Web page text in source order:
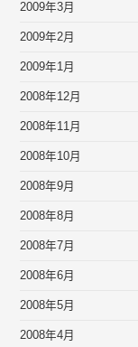
2009年3月
2009年2月
2009年1月
2008年12月
2008年11月
2008年10月
2008年9月
2008年8月
2008年7月
2008年6月
2008年5月
2008年4月